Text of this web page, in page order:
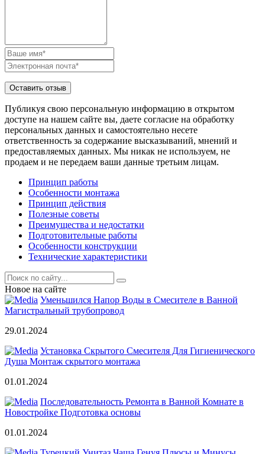
Публикуя свою персональную информацию в открытом
доступе на нашем сайте вы, даете согласие на обработку
персональных данных и самостоятельно несете
ответственность за содержание высказываний, мнений и
предоставляемых данных. Мы никак не используем, не
продаем и не передаем ваши данные третьим лицам.
Принцип работы
Особенности монтажа
Принцип действия
Полезные советы
Преимущества и недостатки
Подготовительные работы
Особенности конструкции
Технические характеристики
Новое на сайте
Уменьшился Напор Воды в Смесителе в Ванной
Магистральный трубопровод
29.01.2024
Установка Скрытого Смесителя Для Гигиенического
Душа Монтаж скрытого монтажа
01.01.2024
Последовательность Ремонта в Ванной Комнате в
Новостройке Подготовка основы
01.01.2024